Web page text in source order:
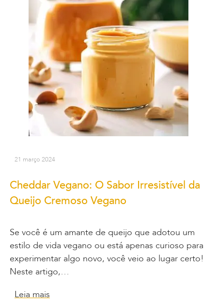
21 março 2024
Cheddar Vegano: O Sabor Irresistível da
Queijo Cremoso Vegano
Se você é um amante de queijo que adotou um
estilo de vida vegano ou está apenas curioso para
experimentar algo novo, você veio ao lugar certo!
Neste artigo,…
Leia mais